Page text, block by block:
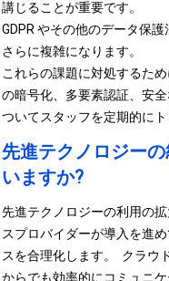
講じることが重要です。
GDPR やその他のデータ保
さらに複雑になります。
これらの課題に対処するた
の暗号化、多要素認証、安
ついてスタッフを定期的に
先進テクノロジー
いますか?
先進テクノロジーの利用の
スプロバイダーが導入を進
スを合理化します。 クラウ
からでも効率的にコミュニ